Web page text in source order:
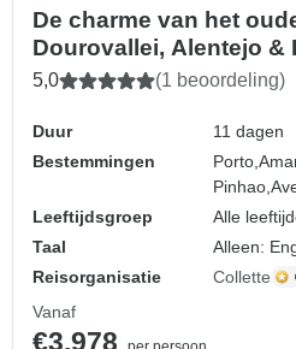
De charme van het
Dourovallei, Alentejo &
naar Lissabon) (2027)
5,0 (1 beoordeling)
Duur
11 dagen
Bestemmingen
Porto,
Pinhao,
Leeftijdsgroep
Alle
Taal
Alleen:
Reisorganisatie
Collette
Vanaf
€3.978